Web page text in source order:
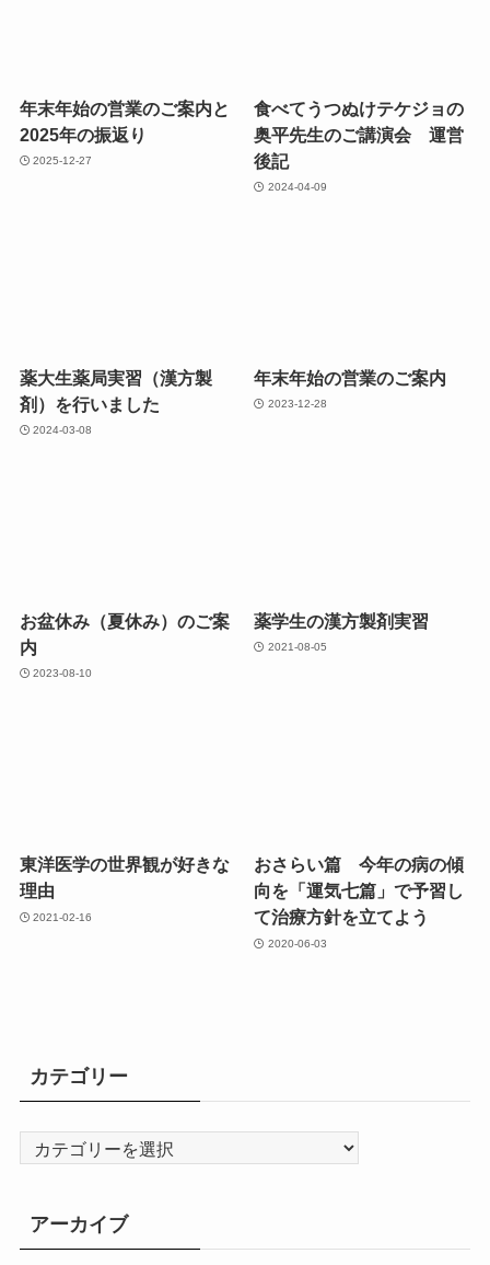
年末年始の営業のご案内と
2025年の振返り
2025-12-27
食べてうつぬけテケジョの
奥平先生のご講演会 運営
後記
2024-04-09
薬大生薬局実習（漢方製
剤）を行いました
2024-03-08
年末年始の営業のご案内
2023-12-28
お盆休み（夏休み）のご案
内
2023-08-10
薬学生の漢方製剤実習
2021-08-05
東洋医学の世界観が好きな
理由
2021-02-16
おさらい篇 今年の病の傾
向を「運気七篇」で予習し
て治療方針を立てよう
2020-06-03
カテゴリー
テ
リ
ー
アーカイブ